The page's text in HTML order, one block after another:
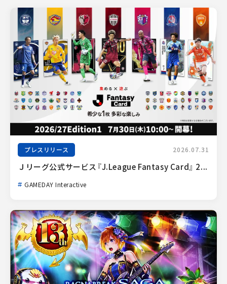
プレスリリース 2026.07.31
Ｊリーグ公式サービス『J.League Fantasy Card』 2...
GAMEDAY Interactive